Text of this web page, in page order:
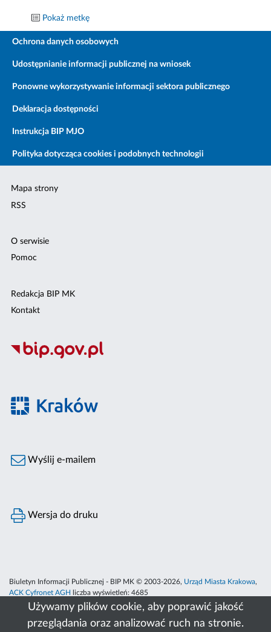
Używamy plików cookie, aby poprawić jakość
przeglądania oraz analizować ruch na stronie.
Pokaż metkę
Ochrona danych osobowych
Udostępnianie informacji publicznej na wniosek
Ponowne wykorzystywanie informacji sektora publicznego
Deklaracja dostępności
Instrukcja BIP MJO
Polityka dotycząca cookies i podobnych technologii
Mapa strony
RSS
O serwisie
Pomoc
Redakcja BIP MK
Kontakt
Wyślij e-mailem
Wersja do druku
Biuletyn Informacji Publicznej - BIP MK © 2003-2026, Urząd Miasta Krakowa,
ACK Cyfronet AGH
liczba wyświetleń: 4685